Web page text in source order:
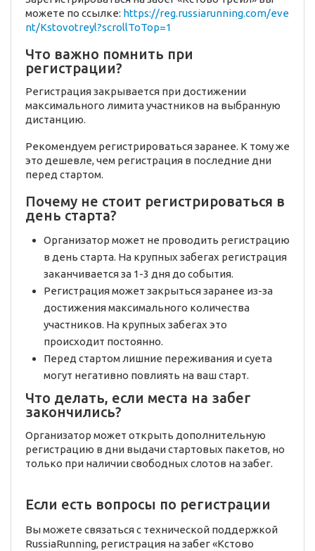
можете по ссылке: https://reg.russiarunning.com/eve
nt/Kstovotreyl?scrollToTop=1
Что важно помнить при
регистрации?
Регистрация закрывается при достижении
максимального лимита участников на выбранную
дистанцию.
Рекомендуем регистрироваться заранее. К тому же
это дешевле, чем регистрация в последние дни
перед стартом.
Почему не стоит регистрироваться в
день старта?
Организатор может не проводить регистрацию
в день старта. На крупных забегах регистрация
заканчивается за 1-3 дня до события.
Регистрация может закрыться заранее из-за
достижения максимального количества
участников. На крупных забегах это
происходит постоянно.
Перед стартом лишние переживания и суета
могут негативно повлиять на ваш старт.
Что делать, если места на забег
закончились?
Организатор может открыть дополнительную
регистрацию в дни выдачи стартовых пакетов, но
только при наличии свободных слотов на забег.
Если есть вопросы по регистрации
Вы можете связаться с технической поддержкой
RussiaRunning, регистрация на забег «Кстово